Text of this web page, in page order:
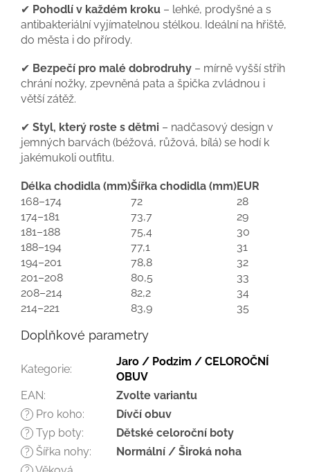
✔ Pohodlí v každém kroku – lehké, prodyšné a s
antibakteriální vyjímatelnou stélkou. Ideální na hřiště,
do města i do přírody.
✔ Bezpečí pro malé dobrodruhy – mírně vyšší střih
chrání nožky, zpevněná pata a špička zvládnou i
větší zátěž.
✔ Styl, který roste s dětmi – nadčasový design v
jemných barvách (béžová, růžová, bílá) se hodí k
jakémukoli outfitu.
Délka chodidla (mm)Šířka chodidla (mm)EUR
168–174
72
28
174–181
73,7
29
181–188
75,4
30
188–194
77,1
31
194–201
78,8
32
201–208
80,5
33
208–214
82,2
34
214–221
83,9 35
Doplňkové parametry
Kategorie:
Jaro / Podzim / CELOROČNÍ
OBUV
EAN: Zvolte variantu
? Pro koho: Dívčí obuv
? Typ boty: Dětské celoroční boty
? Šířka nohy: Normální / Široká noha